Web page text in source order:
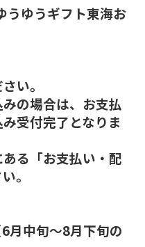
ゆうギフト東海お
い。
の場合は、お支払
受付完了となりま
る「お支払い・配
。
月中旬～8月下旬の